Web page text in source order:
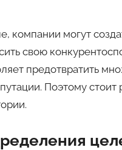
компании могут
свою
предотвратить
Поэтому